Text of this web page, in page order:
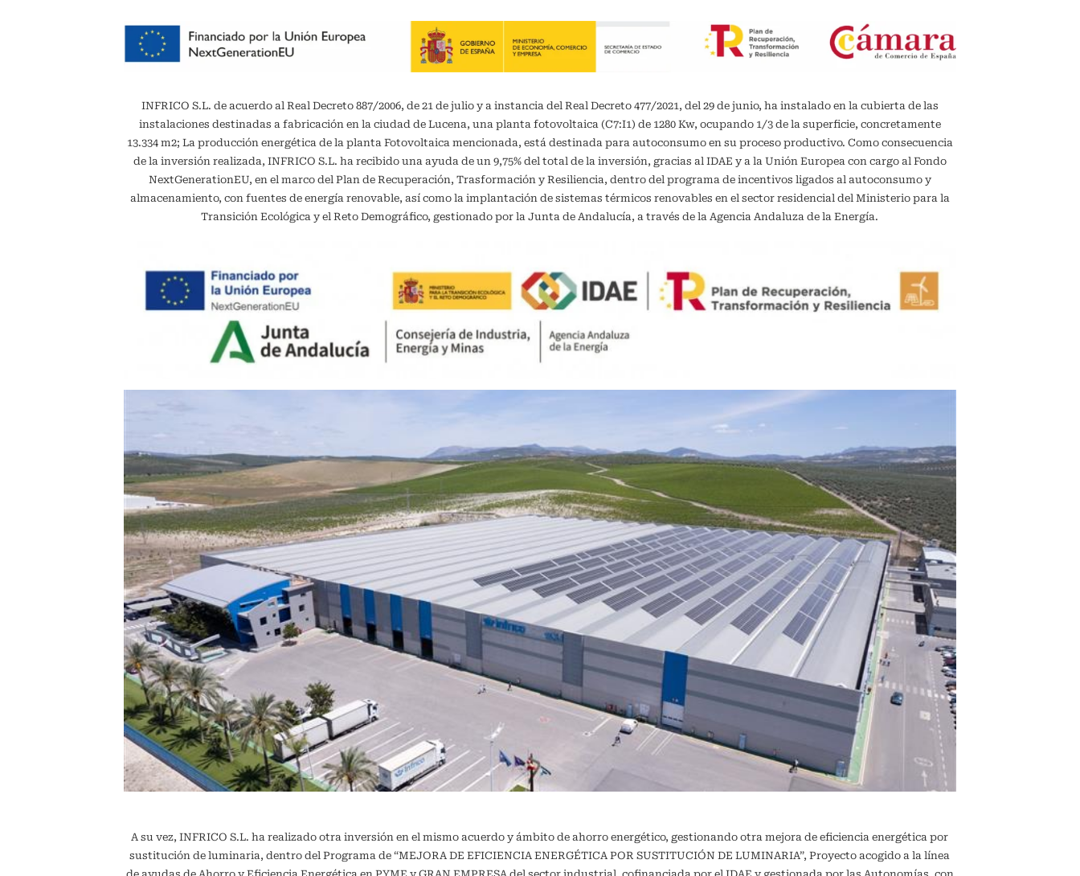
INFRICO S.L. de acuerdo al Real Decreto 887/2006, de 21 de julio y a instancia del Real Decreto 477/2021, del 29 de junio, ha instalado en la cubierta de las
instalaciones destinadas a fabricación en la ciudad de Lucena, una planta fotovoltaica (C7:I1) de 1280 Kw, ocupando 1/3 de la superficie, concretamente
13.334 m2; La producción energética de la planta Fotovoltaica mencionada, está destinada para autoconsumo en su proceso productivo. Como consecuencia
de la inversión realizada, INFRICO S.L. ha recibido una ayuda de un 9,75% del total de la inversión, gracias al IDAE y a la Unión Europea con cargo al Fondo
NextGenerationEU, en el marco del Plan de Recuperación, Trasformación y Resiliencia, dentro del programa de incentivos ligados al autoconsumo y
almacenamiento, con fuentes de energía renovable, así como la implantación de sistemas térmicos renovables en el sector residencial del Ministerio para la
Transición Ecológica y el Reto Demográfico, gestionado por la Junta de Andalucía, a través de la Agencia Andaluza de la Energía.
A su vez, INFRICO S.L. ha realizado otra inversión en el mismo acuerdo y ámbito de ahorro energético, gestionando otra mejora de eficiencia energética por
sustitución de luminaria, dentro del Programa de “MEJORA DE EFICIENCIA ENERGÉTICA POR SUSTITUCIÓN DE LUMINARIA”, Proyecto acogido a la línea